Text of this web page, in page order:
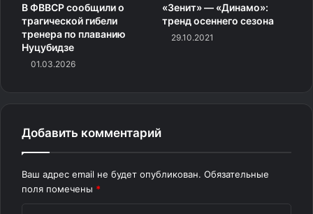
В ФВВСР сообщили о
трагической гибели
тренера по плаванию
Нуцубидзе
01.03.2026
«Зенит» — «Динамо»:
тренд осеннего сезона
29.10.2021
Добавить комментарий
Ваш адрес email не будет опубликован. Обязательные
поля помечены *